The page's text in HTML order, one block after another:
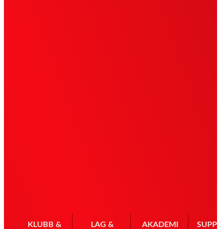
KLUBB &
LAG &
AKADEMI